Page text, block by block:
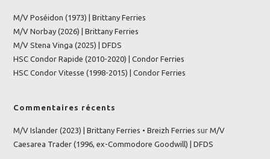
M/V Poséidon (1973) | Brittany Ferries
M/V Norbay (2026) | Brittany Ferries
M/V Stena Vinga (2025) | DFDS
HSC Condor Rapide (2010-2020) | Condor Ferries
HSC Condor Vitesse (1998-2015) | Condor Ferries
Commentaires récents
M/V Islander (2023) | Brittany Ferries • Breizh Ferries surM/V
Caesarea Trader (1996, ex-Commodore Goodwill) | DFDS